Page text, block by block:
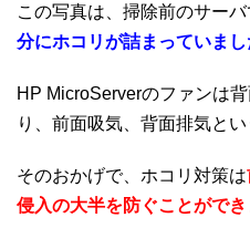
この写真は、掃除前のサー
分にホコリが詰まっていまし
HP MicroServerのファンは
り、前面吸気、背面排気と
そのおかげで、ホコリ対策は
侵入の大半を防ぐことができ